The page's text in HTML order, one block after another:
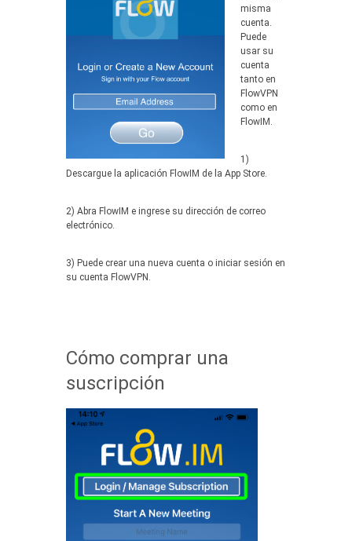
misma
cuenta.
Puede
usar su
cuenta
tanto en
FlowVPN
como en
FlowIM.
1)
Descargue la aplicación FlowIM de la App Store.
2) Abra FlowIM e ingrese su dirección de correo
electrónico.
3) Puede crear una nueva cuenta o iniciar sesión en
su cuenta FlowVPN.
Cómo comprar una
suscripción